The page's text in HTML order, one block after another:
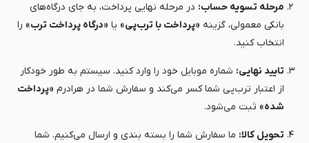
مرحله تسویه حساب: در مرحله نهایی پرداخت، به جای درگاه‌های
بانکی معمولی، گزینه «پرداخت با ترب‌پی» یا «درگاه پرداخت ترب» را
انتخاب کنید.
تایید نهایی: شماره موبایل خود را وارد کنید. سیستم به طور خودکار
از اعتبار ترب‌پی شما کسر می‌کند و سفارش شما در هرادرم «پرداخت
شده» ثبت می‌شود.
تحویل کالا: ما سفارش شما را بسته بندی و ارسال می‌کنیم. شما